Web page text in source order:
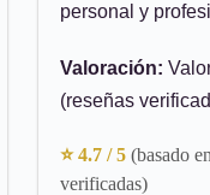
personal y
Valoración:
(reseñas
⭐ 4.7 / 5 (basado
verificadas)